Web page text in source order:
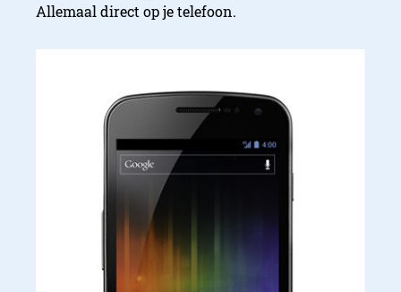
Allemaal direct op je telefoon.